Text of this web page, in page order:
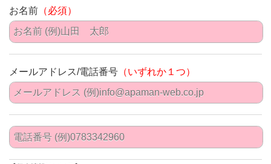
お名前 （必須）
メールアドレス/電話番号 （いずれか１つ）